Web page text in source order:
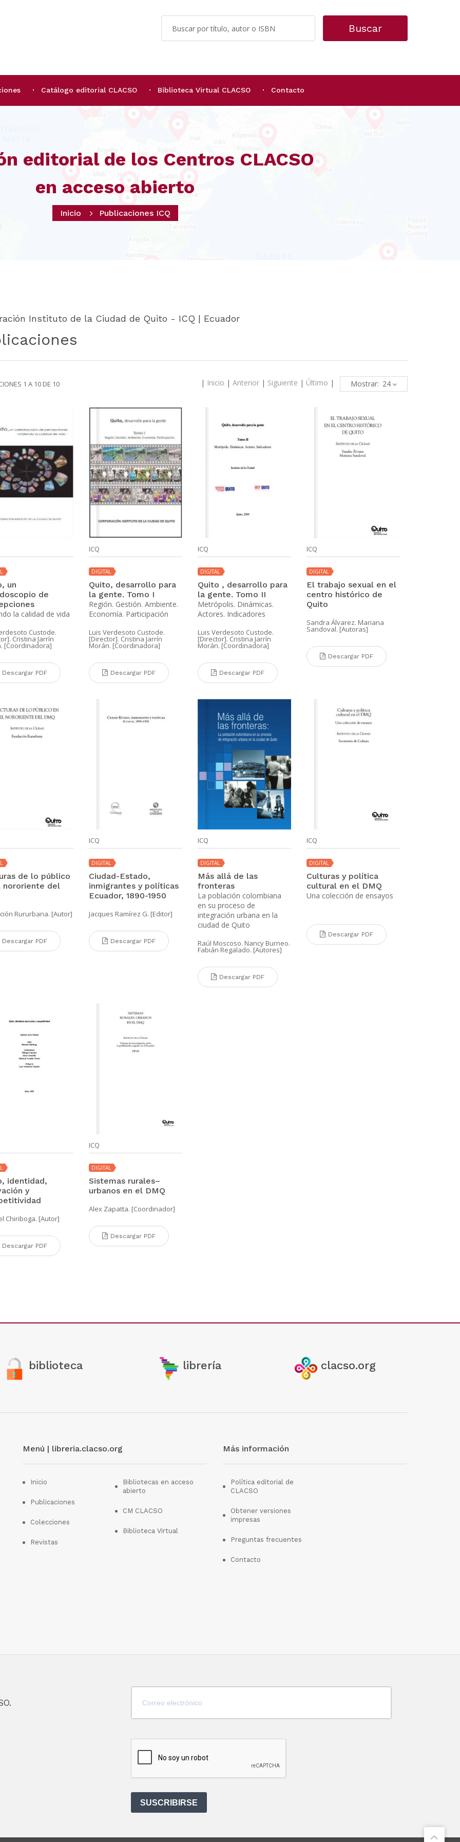
Buscar
Catálogo editorial CLACSO Biblioteca Virtual CLACSO Contacto
editorial de los Centros CLACSO
en acceso abierto
Inicio Publicaciones ICQ
Instituto de la Ciudad de Quito - ICQ | Ecuador
1 A 10 DE 10 | Inicio | Anterior | Siguiente | Último | Mostrar:
un
de
la calidad de vida
Custode.
Cristina Jarrín
[Coordinadora]
Descargar PDF
ICQ
DIGITAL
Quito, desarrollo para
la gente. Tomo I
Región. Gestión. Ambiente.
Economía. Participación
Luis Verdesoto Custode.
[Director]. Cristina Jarrín
Morán. [Coordinadora]
Descargar PDF
ICQ
DIGITAL
Quito , desarrollo para
la gente. Tomo II
Metrópolis. Dinámicas.
Actores. Indicadores
Luis Verdesoto Custode.
[Director]. Cristina Jarrín
Morán. [Coordinadora]
Descargar PDF
ICQ
DIGITAL
El trabajo sexual en el
centro histórico de
Quito
Sandra Álvarez. Mariana
Sandoval. [Autoras]
Descargar PDF
de lo público
nororiente del
Rururbana. [Autor]
Descargar PDF
ICQ
DIGITAL
Ciudad-Estado,
inmigrantes y políticas
Ecuador, 1890-1950
Jacques Ramírez G. [Editor]
Descargar PDF
ICQ
DIGITAL
Más allá de las
fronteras
La población colombiana
en su proceso de
integración urbana en la
ciudad de Quito
Raúl Moscoso. Nancy Burneo.
Fabián Regalado. [Autores]
Descargar PDF
ICQ
DIGITAL
Culturas y política
cultural en el DMQ
Una colección de ensayos
Descargar PDF
identidad,
y
Chiriboga. [Autor]
Descargar PDF
ICQ
DIGITAL
Sistemas rurales–
urbanos en el DMQ
Alex Zapatta. [Coordinador]
Descargar PDF
biblioteca librería clacso.org
Menú | libreria.clacso.org
Inicio
Publicaciones
Colecciones
Revistas
Bibliotecas en acceso
abierto
CM CLACSO
Biblioteca Virtual
Más información
Política editorial de
CLACSO
Obtener versiones
impresas
Preguntas frecuentes
Contacto
SUSCRIBIRSE